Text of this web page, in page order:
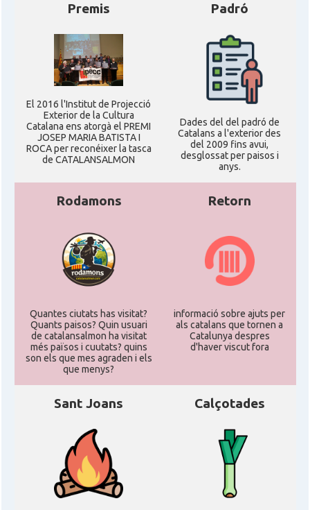
Premis
El 2016 l'Institut de Projecció
Exterior de la Cultura
Catalana ens atorgà el PREMI
JOSEP MARIA BATISTA I
ROCA per reconéixer la tasca
de CATALANSALMON
Padró
Dades del del padró de
Catalans a l'exterior des
del 2009 fins avui,
desglossat per paisos i
anys.
Rodamons
Quantes ciutats has visitat?
Quants paisos? Quin usuari
de catalansalmon ha visitat
més països i cuutats? quins
son els que mes agraden i els
que menys?
Retorn
informació sobre ajuts per
als catalans que tornen a
Catalunya despres
d'haver viscut fora
Sant Joans Calçotades